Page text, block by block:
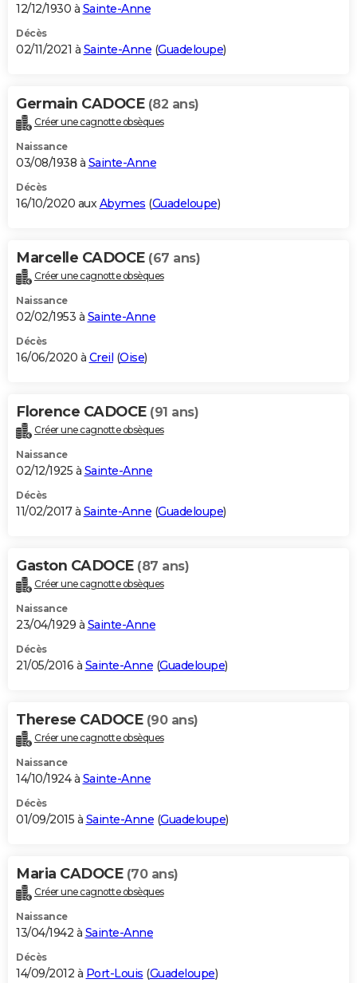
12/12/1930 à Sainte-Anne
Décès
02/11/2021 à Sainte-Anne (Guadeloupe)
Germain CADOCE (82 ans)
Créer une cagnotte obsèques
Naissance
03/08/1938 à Sainte-Anne
Décès
16/10/2020 auxAbymes (Guadeloupe)
Marcelle CADOCE (67 ans)
Créer une cagnotte obsèques
Naissance
02/02/1953 à Sainte-Anne
Décès
16/06/2020 à Creil (Oise)
Florence CADOCE (91 ans)
Créer une cagnotte obsèques
Naissance
02/12/1925 à Sainte-Anne
Décès
11/02/2017 à Sainte-Anne (Guadeloupe)
Gaston CADOCE (87 ans)
Créer une cagnotte obsèques
Naissance
23/04/1929 à Sainte-Anne
Décès
21/05/2016 à Sainte-Anne (Guadeloupe)
Therese CADOCE (90 ans)
Créer une cagnotte obsèques
Naissance
14/10/1924 à Sainte-Anne
Décès
01/09/2015 à Sainte-Anne (Guadeloupe)
Maria CADOCE (70 ans)
Créer une cagnotte obsèques
Naissance
13/04/1942 à Sainte-Anne
Décès
14/09/2012 à Port-Louis (Guadeloupe)